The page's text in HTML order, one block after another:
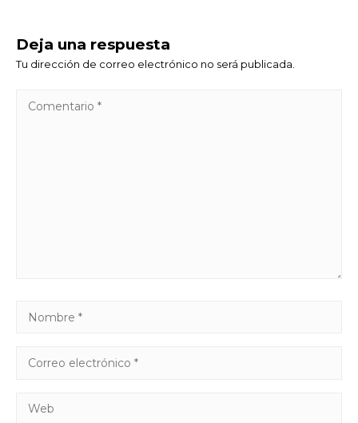
Deja una respuesta
Tu dirección de correo electrónico no será publicada.